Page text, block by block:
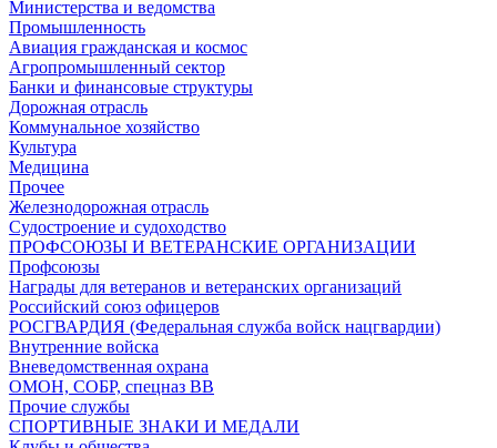
Министерства и ведомства
Промышленность
Авиация гражданская и космос
Агропромышленный сектор
Банки и финансовые структуры
Дорожная отрасль
Коммунальное хозяйство
Культура
Медицина
Прочее
Железнодорожная отрасль
Судостроение и судоходство
ПРОФСОЮЗЫ И ВЕТЕРАНСКИЕ ОРГАНИЗАЦИИ
Профсоюзы
Награды для ветеранов и ветеранских организаций
Российский союз офицеров
РОСГВАРДИЯ (Федеральная служба войск нацгвардии)
Внутренние войска
Вневедомственная охрана
ОМОН, СОБР, спецназ ВВ
Прочие службы
СПОРТИВНЫЕ ЗНАКИ И МЕДАЛИ